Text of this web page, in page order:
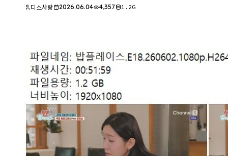
디스사랑 2026.06.04 4,357 1.2G